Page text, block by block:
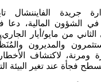
جريدة الفايننشال
الشؤون المالية،
الثاني من مايو/أيار
والمديرون
ومرنة، لاكتشاف
فجأة عند تغير البيئة